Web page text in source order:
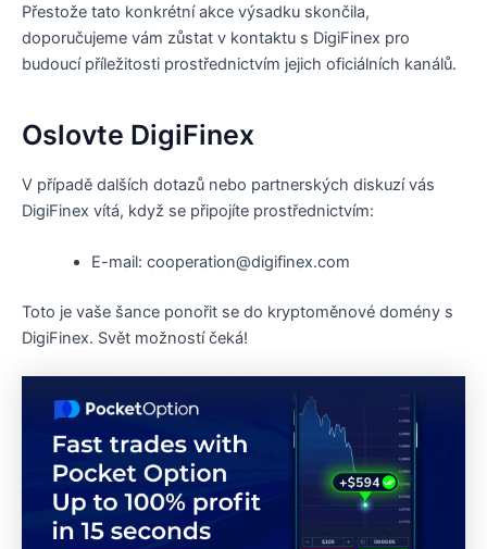
Přestože tato konkrétní akce výsadku skončila,
doporučujeme vám zůstat v kontaktu s DigiFinex pro
budoucí příležitosti prostřednictvím jejich oficiálních kanálů.
Oslovte DigiFinex
V případě dalších dotazů nebo partnerských diskuzí vás
DigiFinex vítá, když se připojíte prostřednictvím:
E-mail: cooperation@digifinex.com
Toto je vaše šance ponořit se do kryptoměnové domény s
DigiFinex. Svět možností čeká!